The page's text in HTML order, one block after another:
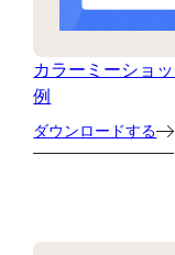
カラーミーショ
例
ダウンロードする